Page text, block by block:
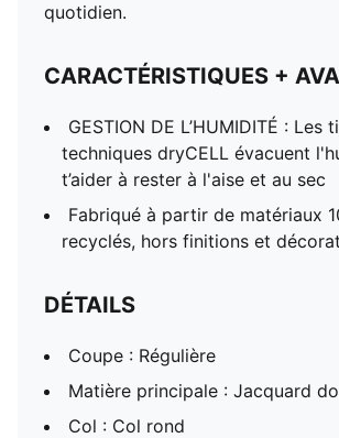
quotidien.
CARACTÉRISTIQUES +
GESTION DE L’HUMIDITÉ : Les
techniques dryCELL évacuent
t’aider à rester à l'aise et au sec
Fabriqué à partir de matériaux
recyclés, hors finitions et
DÉTAILS
Coupe : Régulière
Matière principale : Jacquard
Col : Col rond